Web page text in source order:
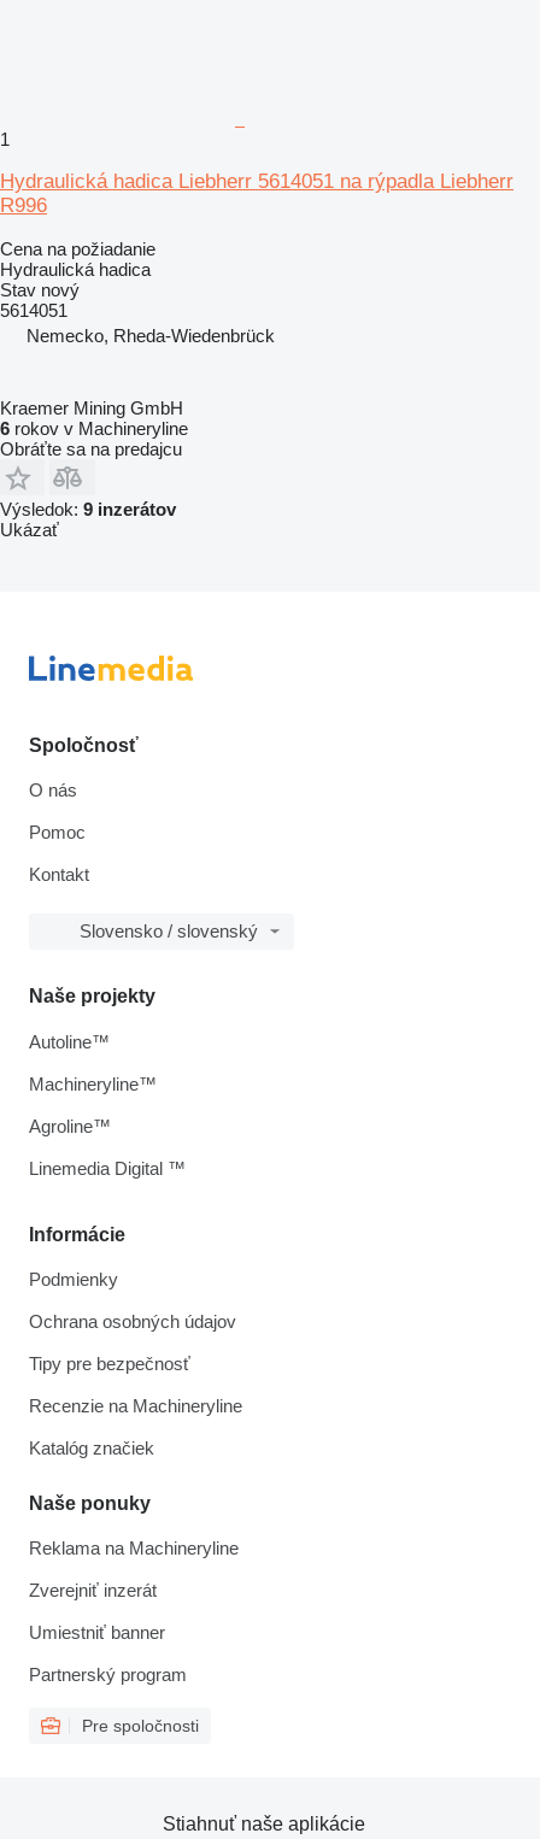
1
Hydraulická hadica Liebherr 5614051 na rýpadla Liebherr
R996
Cena na požiadanie
Hydraulická hadica
Stav nový
5614051
Nemecko, Rheda-Wiedenbrück
Kraemer Mining GmbH
6 rokov v Machineryline
Obráťte sa na predajcu
Výsledok: 9 inzerátov
Ukázať
Spoločnosť
O nás
Pomoc
Kontakt
Slovensko / slovenský
Informácie
Podmienky
Ochrana osobných údajov
Tipy pre bezpečnosť
Recenzie na Machineryline
Katalóg značiek
Naše ponuky
Reklama na Machineryline
Zverejniť inzerát
Umiestniť banner
Partnerský program
Pre spoločnosti
Naše projekty
Autoline™
Machineryline™
Agroline™
Linemedia Digital ™
Stiahnuť naše aplikácie